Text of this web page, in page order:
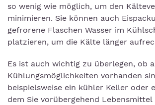
so wenig wie möglich, um den
minimieren. Sie können auch
gefrorene Flaschen Wasser im
platzieren, um die Kälte länger
Es ist auch wichtig zu überlegen, ob
Kühlungsmöglichkeiten vorhanden
beispielsweise ein kühler Keller oder
dem Sie vorübergehend Lebensmittel